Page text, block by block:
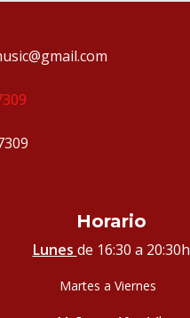
Horario
Lunes de 16:30 a 20:30h
Martes a Viernes